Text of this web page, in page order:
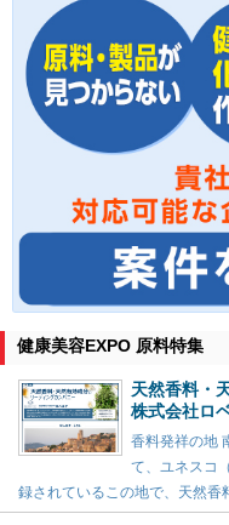
健康美容EXPO 原料特集
天然香料・
株式会社ロ
香料発祥の地
て、ユネスコ
録されているこの地で、天然香